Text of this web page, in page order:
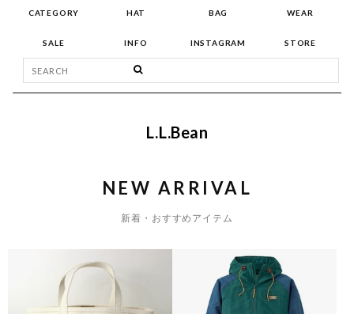
CATEGORY HAT BAG WEAR
SALE INFO INSTAGRAM STORE
L.L.Bean
NEW ARRIVAL
新着・おすすめアイテム